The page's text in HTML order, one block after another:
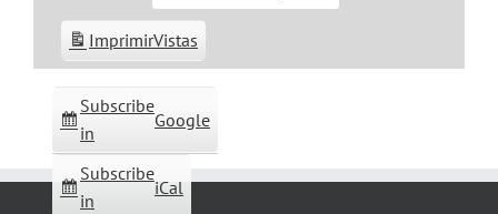
Subscribe
in
Google
Subscribe
in
iCal
ImprimirVistas